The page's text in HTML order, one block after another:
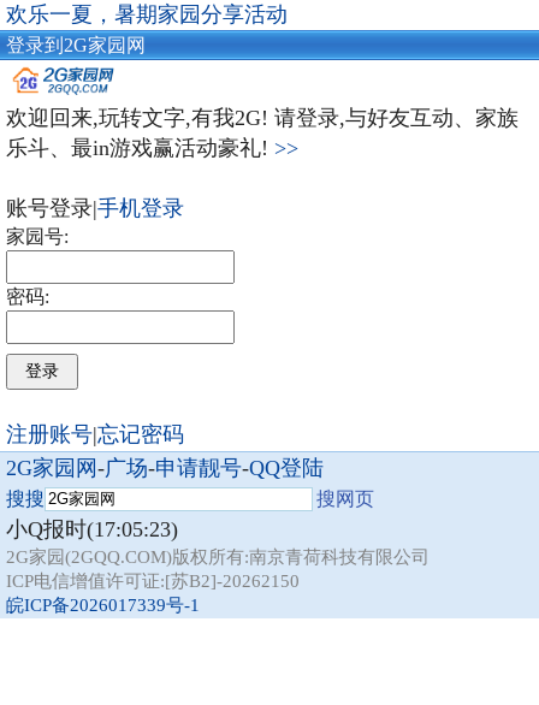
欢乐一夏，暑期家园分享活动
登录到2G家园网
欢迎回来,玩转文字,有我2G! 请登录,与好友互动、家族
乐斗、最in游戏赢活动豪礼! >>
账号登录|手机登录
家园号:
密码:
注册账号|忘记密码
2G家园网-广场-申请靓号-QQ登陆
搜搜 搜网页
小Q报时(17:05:23)
2G家园(2GQQ.COM)版权所有:南京青荷科技有限公司
ICP电信增值许可证:[苏B2]-20262150
皖ICP备2026017339号-1